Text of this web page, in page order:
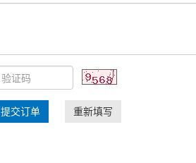
提交订单 重新填写